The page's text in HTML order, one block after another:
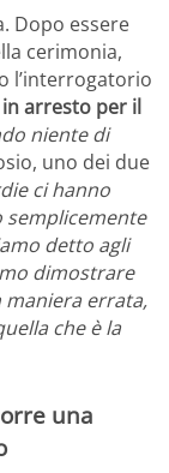
Dopo essere
cerimonia,
l’interrogatorio
arresto per il
niente di
uno dei due
ci hanno
semplicemente
detto agli
dimostrare
maniera errata,
che è la
una